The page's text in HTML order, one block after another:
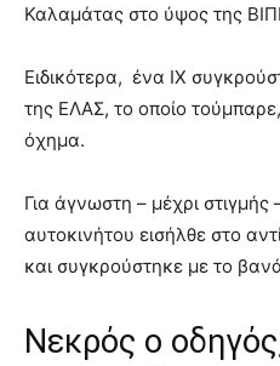
Καλαμάτας στο ύψος της
Ειδικότερα, ένα ΙΧ
της ΕΛΑΣ, το οποίο
όχημα.
Για άγνωστη – μέχρι
αυτοκινήτου εισήλθε στο
και συγκρούστηκε με το
Νεκρός ο